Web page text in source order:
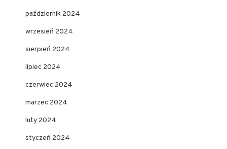
październik 2024
wrzesień 2024
sierpień 2024
lipiec 2024
czerwiec 2024
marzec 2024
luty 2024
styczeń 2024